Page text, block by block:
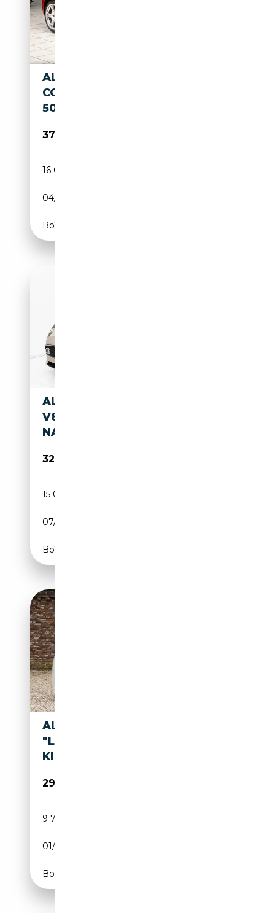
ALFA ROMEO 8C
COMPETIZIONE|1 OF
500|TARGA ORIGINALE
375 500€
16 000 km
04/2008
Boîte automatique
ALFA ROMEO 8C SPIDER 4.7
V8 / PRONTA CONSEGNA /
NAZIONALE
329 000€
15 044 km
07/2013
Boîte automatique
ALFA ROMEO 8C SPIDER
"LESS THAN 9.800
KILOMETERS" "LESS THAN 9.8
298 500€
9 731 km
01/2009
Boîte automatique